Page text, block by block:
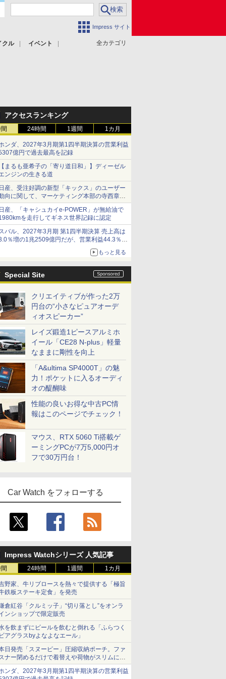
Impress サイト
全カテゴリ
クル
イベント
アクセスランキング
24時間 1週間 1カ月
ンダ、2027年3月期第1四半期決算の営業利益
億円で過去最高を記録
【まるも亜希子の「寄り道日和」】ディーゼル
ンジンの生きる道
日産、受注好調の新型「キックス」のユーザー
向に関して、マーケティング本部の寺西章氏
解説
日産、「キャシュカイe-POWER」が無給油で
を走行してギネス世界記録に認定
バル、2027年3月期 第1四半期決算 売上高は
％増の1兆2509億円だが、営業利益44.3％減
の426億円、当期利益10.3％減の492億円で増収
もっと見る
Special Site
クリエイティブが作った2万
円台の“小さなピュアオーデ
ィオスピーカー”
レイズ鍛造1ピースアルミホ
イール「CE28 N-plus」軽量
なままに剛性を向上
「A&ultima SP4000T」の魅
力！ポケットに入るオーディ
オの醍醐味
性能の良いお得な中古PC情
報はこのページでチェック！
マウス、RTX 5060 Ti搭載ゲ
ーミングPCが7万5,000円オ
フで30万円台！
Car Watch をフォローする
Impress Watchシリーズ 人気記事
24時間 1週間 1カ月
野家、牛リブロースを熱々で提供する「極旨
鉄板ステーキ定食」を発売
倉紅谷「クルミッ子」“切り落とし”をオンラ
ンショップで限定販売
を飲まずにビールを飲むと倒れる「ふらつく
ビアグラスbyよなよなエール」
日発売「スヌーピー」圧縮収納ポーチ。ファ
ナー閉めるだけで着替えや荷物がスリムにま
まる
ンダ、2027年3月期第1四半期決算の営業利益